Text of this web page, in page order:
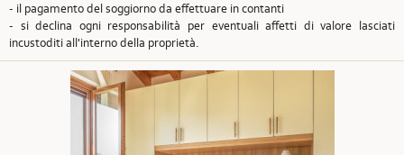
- il pagamento del soggiorno da effettuare in contanti
- si declina ogni responsabilità per eventuali affetti di valore lasciati
incustoditi all'interno della proprietà.